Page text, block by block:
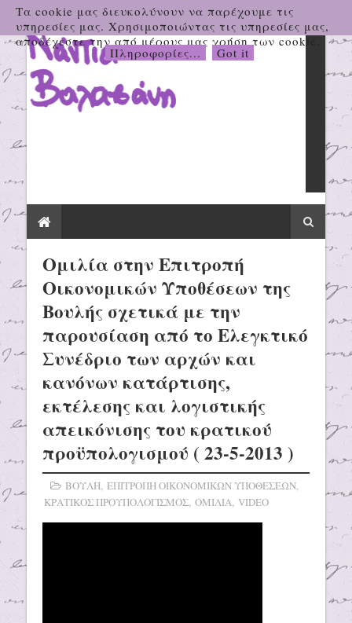
Ομιλία στην Επιτροπή
Οικονομικών Υποθέσεων της
Βουλής σχετικά με την
παρουσίαση από το Ελεγκτικό
Συνέδριο των αρχών και
κανόνων κατάρτισης,
εκτέλεσης και λογιστικής
απεικόνισης του κρατικού
προϋπολογισμού ( 23-5-2013 )
ΒΟΥΛΗ, ΕΠΙΤΡΟΠΗ ΟΙΚΟΝΟΜΙΚΩΝ ΥΠΟΘΕΣΕΩΝ,
ΚΡΑΤΙΚΟΣ ΠΡΟΥΠΟΛΟΓΙΣΜΟΣ, ΟΜΙΛΙΑ, VIDEO
Τα cookie μας διευκολύνουν να παρέχουμε τις
υπηρεσίες μας. Χρησιμοποιώντας τις υπηρεσίες μας,
αποδέχεστε την από μέρους μας χρήση των cookie.
Πληροφορίες... Got it